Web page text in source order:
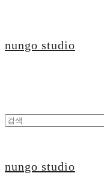
nungo studio
nungo studio